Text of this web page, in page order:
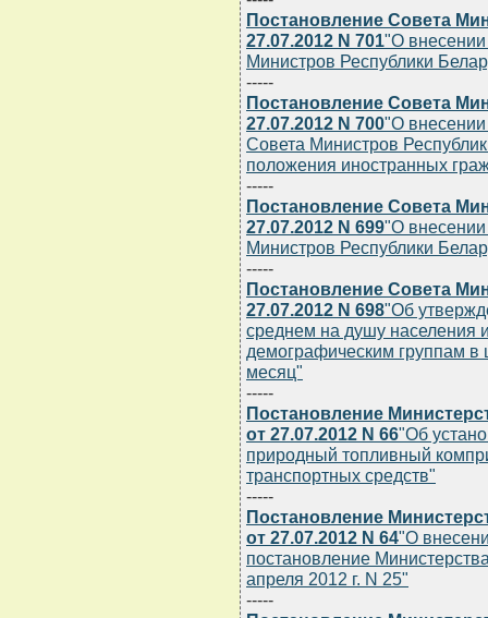
Постановление Совета
27.07.2012 N 701"О
Министров Республики
-----
Постановление Совета
27.07.2012 N 700"О
Совета Министров
положения иностранных
-----
Постановление Совета
27.07.2012 N 699"О
Министров Республики
-----
Постановление Совета
27.07.2012 N 698"Об
среднем на душу населения
демографическим группам в
месяц"
-----
Постановление
от 27.07.2012 N 66"Об
природный топливный
транспортных средств"
-----
Постановление
от 27.07.2012 N 64"О
постановление
апреля 2012 г. N 25"
-----